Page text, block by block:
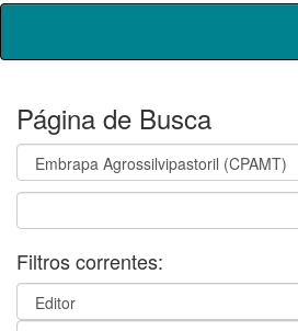
Skip
Página de Busca
Filtros correntes: